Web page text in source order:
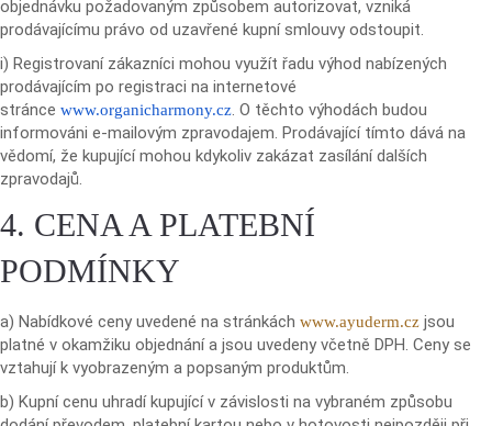
objednávku požadovaným způsobem autorizovat, vzniká
prodávajícímu právo od uzavřené kupní smlouvy odstoupit.
i) Registrovaní zákazníci mohou využít řadu výhod nabízených
prodávajícím po registraci na internetové
stránce www.organicharmony.cz . O těchto výhodách budou
informováni e-mailovým zpravodajem. Prodávající tímto dává na
vědomí, že kupující mohou kdykoliv zakázat zasílání dalších
zpravodajů.
4. CENA A PLATEBNÍ
PODMÍNKY
a) Nabídkové ceny uvedené na stránkách www.ayuderm.cz jsou
platné v okamžiku objednání a jsou uvedeny včetně DPH. Ceny se
vztahují k vyobrazeným a popsaným produktům.
b) Kupní cenu uhradí kupující v závislosti na vybraném způsobu